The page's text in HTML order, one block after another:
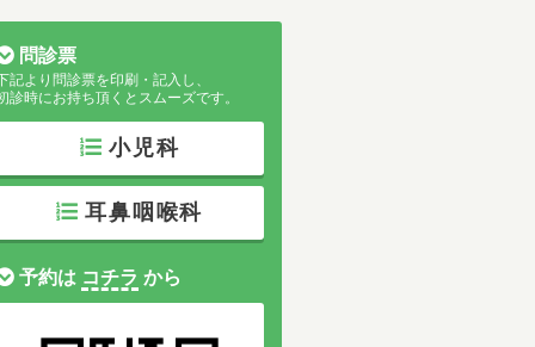
問診票
記より問診票を印刷・記入し、
診時にお持ち頂くとスムーズです。
小児科
耳鼻咽喉科
予約は コチラ から